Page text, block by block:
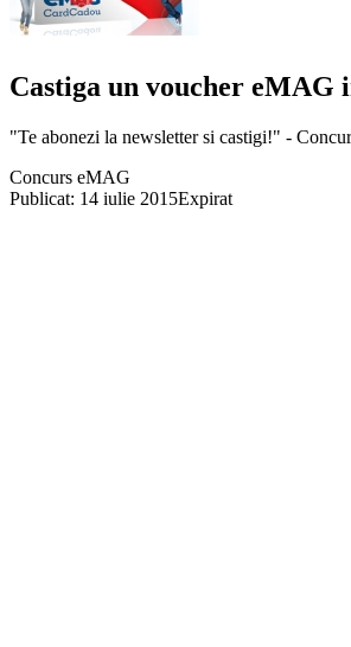
Castiga un voucher eMAG
"Te abonezi la newsletter si castigi!" -
Concurs eMAG
Publicat: 14 iulie 2015Expirat